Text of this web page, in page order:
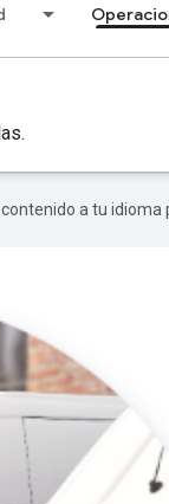
a tu